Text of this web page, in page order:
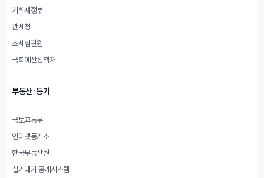
기획재정부
관세청
조세심판원
국회예산정책처
부동산·등기
국토교통부
인터넷등기소
한국부동산원
실거래가 공개시스템